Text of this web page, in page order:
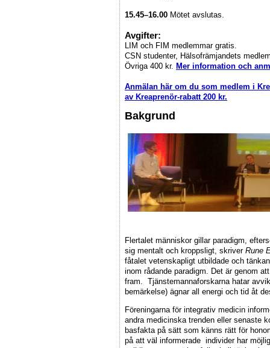
15.45–16.00 Mötet avslutas.
Avgifter:
LIM och FIM medlemmar gratis.
CSN studenter, Hälsofrämjandets
Övriga 400 kr. Mer information och
Anmälan här om du som medlem i
av Kreaprenör-rabatt 200 kr.
Bakgrund
Flertalet människor gillar paradigm,
sig mentalt och kroppsligt, skriver Rune
fåtalet vetenskapligt utbildade och
inom rådande paradigm. Det är genom
fram. Tjänstemannaforskarna hatar
bemärkelse) ägnar all energi och tid åt
Föreningarna för integrativ medicin
andra medicinska trenden eller senaste
basfakta på sätt som känns rätt för
på att väl informerade individer har